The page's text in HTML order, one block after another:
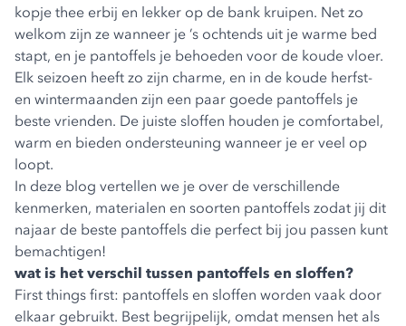
kopje thee erbij en lekker op de bank kruipen. Net zo
welkom zijn ze wanneer je ’s ochtends uit je warme bed
stapt, en je pantoffels je behoeden voor de koude vloer.
Elk seizoen heeft zo zijn charme, en in de koude herfst-
en wintermaanden zijn een paar goede pantoffels je
beste vrienden. De juiste sloffen houden je comfortabel,
warm en bieden ondersteuning wanneer je er veel op
loopt.
In deze blog vertellen we je over de verschillende
kenmerken, materialen en soorten pantoffels zodat jij dit
najaar de beste pantoffels die perfect bij jou passen kunt
bemachtigen!
wat is het verschil tussen pantoffels en sloffen?
First things first: pantoffels en sloffen worden vaak door
elkaar gebruikt. Best begrijpelijk, omdat mensen het als